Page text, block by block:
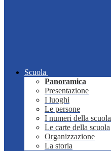
Scuola
Panoramica
Presentazione
I luoghi
Le persone
I numeri della scuola
Le carte della scuola
Organizzazione
La storia